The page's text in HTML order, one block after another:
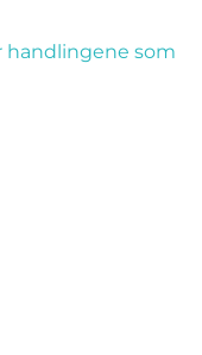
handlingene som